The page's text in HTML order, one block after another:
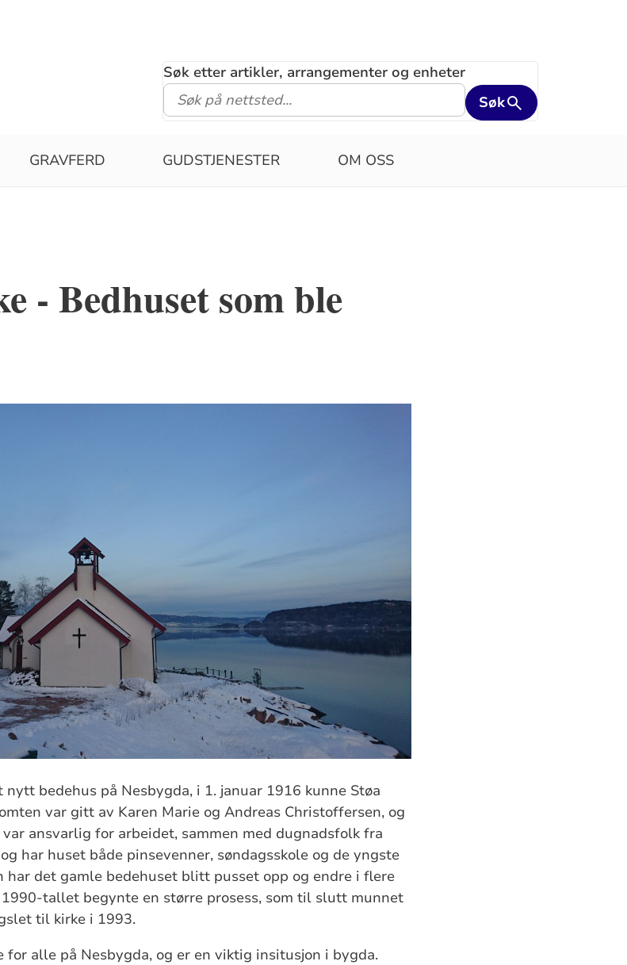
Søk etter artikler, arrangementer og enheter
Søk
GRAVFERD GUDSTJENESTER OM OSS
- Bedhuset som ble
bedehus på Nesbygda, i 1. januar 1916 kunne Støa
var gitt av Karen Marie og Andreas Christoffersen, og
ansvarlig for arbeidet, sammen med dugnadsfolk fra
har huset både pinsevenner, søndagsskole og de yngste
har det gamle bedehuset blitt pusset opp og endre i flere
tallet begynte en større prosess, som til slutt munnet
til kirke i 1993.
for alle på Nesbygda, og er en viktig insitusjon i bygda.